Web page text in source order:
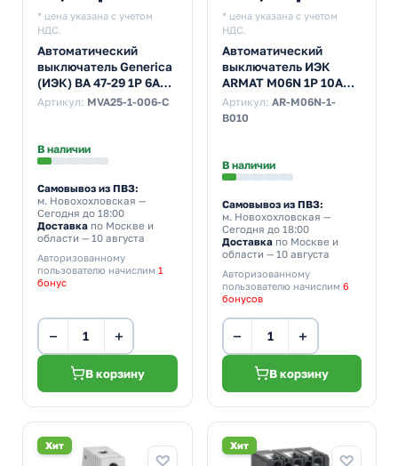
* цена указана с учетом
НДС.
Автоматический
выключатель Generica
(ИЭК) ВА 47-29 1Р 6А
4,5кА характеристика
Артикул: MVA25-1-006-C
В наличии
Самовывоз из ПВЗ:
м. Новохохловская —
Сегодня до 18:00
Доставка по Москве и
области — 10 августа
Авторизованному
пользователю начислим 1
бонус
− +
В корзину
* цена указана с учетом
НДС.
Автоматический
выключатель ИЭК
ARMAT M06N 1Р 10А
6кА характеристика B
(автомат
Артикул: AR-M06N-1-
B010
В наличии
Самовывоз из ПВЗ:
м. Новохохловская —
Сегодня до 18:00
Доставкапо Москве и
области — 10 августа
Авторизованному
пользователю начислим 6
бонусов
− +
В корзину
Хит Хит